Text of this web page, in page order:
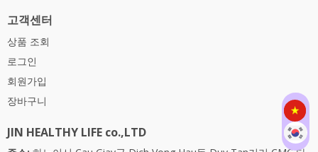
고객센터
상품 조회
로그인
회원가입
장바구니
JIN HEALTHY LIFE co.,LTD